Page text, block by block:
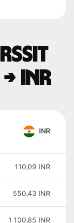
INR
INR
110,09 INR
550,43 INR
1 100,85 INR